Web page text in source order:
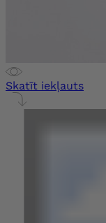
Skatīt iekļauts